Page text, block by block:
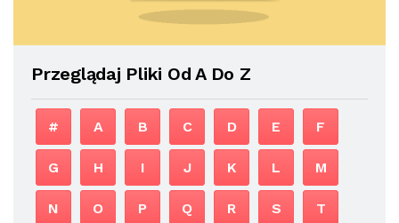
Przeglądaj Pliki Od A Do Z
# A B C D E F
G H I J K L M
N O P Q R S T